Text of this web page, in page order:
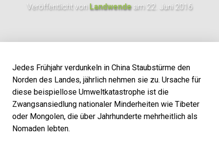
Veröffentlicht von Landwendeam 22. Juni 2016
Jedes Frühjahr verdunkeln in China Staubstürme den
Norden des Landes, jährlich nehmen sie zu. Ursache für
diese beispiellose Umweltkatastrophe ist die
Zwangsansiedlung nationaler Minderheiten wie Tibeter
oder Mongolen, die über Jahrhunderte mehrheitlich als
Nomaden lebten.